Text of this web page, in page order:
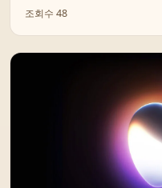
조회수 48